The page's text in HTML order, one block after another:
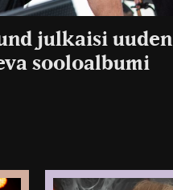
julkaisi uuden
sooloalbumi